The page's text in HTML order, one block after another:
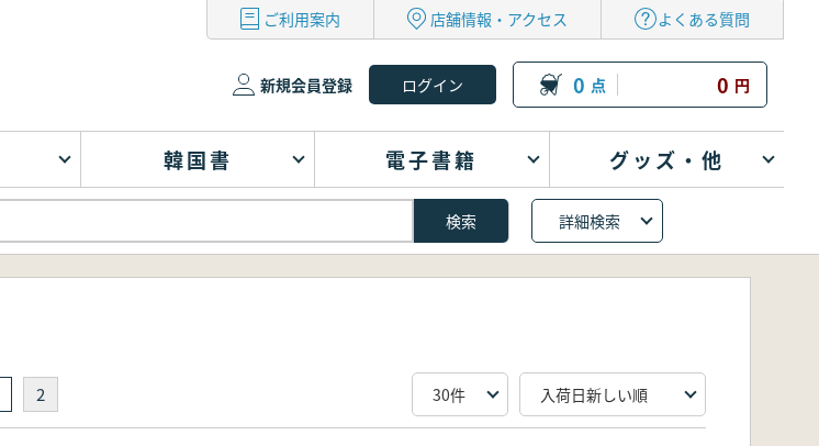
ご利用案内 店舗情報・アクセス よくある質問
新規会員登録 0 点 0 円
韓国書 電子書籍 グッズ・他
詳細検索
2